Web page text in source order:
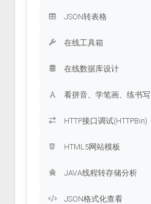
JSON转表格
在线工具箱
在线数据库设计
看拼音、学笔画、练书写
HTTP接口调试(HTTPBin)
HTML5网站模板
JAVA线程转存储分析
JSON格式化查看